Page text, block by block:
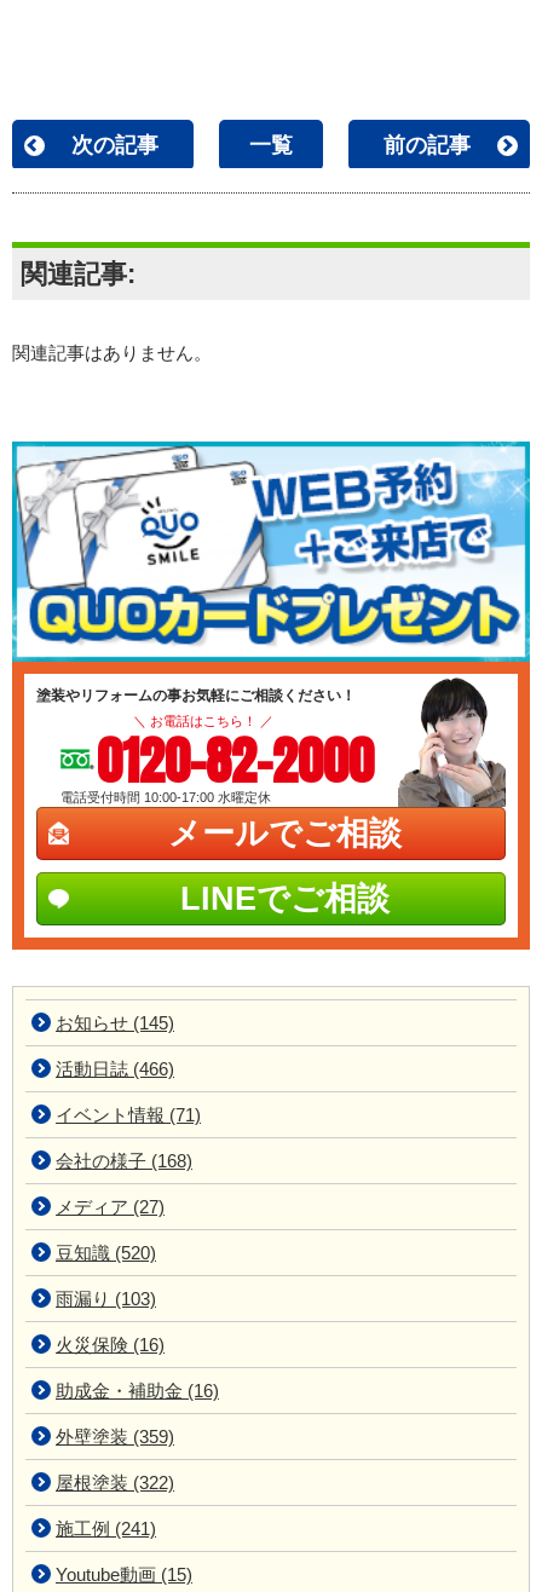
次の記事 一覧 前の記事
関連記事:
関連記事はありません。
塗装やリフォームの事お気軽にご相談ください！
＼ お電話はこちら！ ／
0120-82-2000
電話受付時間 10:00-17:00 水曜定休
メールでご相談
LINEでご相談
お知らせ (145)
活動日誌 (466)
イベント情報 (71)
会社の様子 (168)
メディア (27)
豆知識 (520)
雨漏り (103)
火災保険 (16)
助成金・補助金 (16)
外壁塗装 (359)
屋根塗装 (322)
施工例 (241)
Youtube動画 (15)